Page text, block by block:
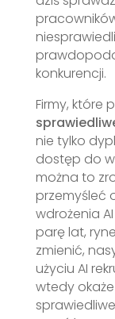
konkurencji.
Firmy, które
nie tylko
dostęp do
można to
przemyśleć
wdrożenia
parę lat,
zmienić,
użyciu AI
wtedy